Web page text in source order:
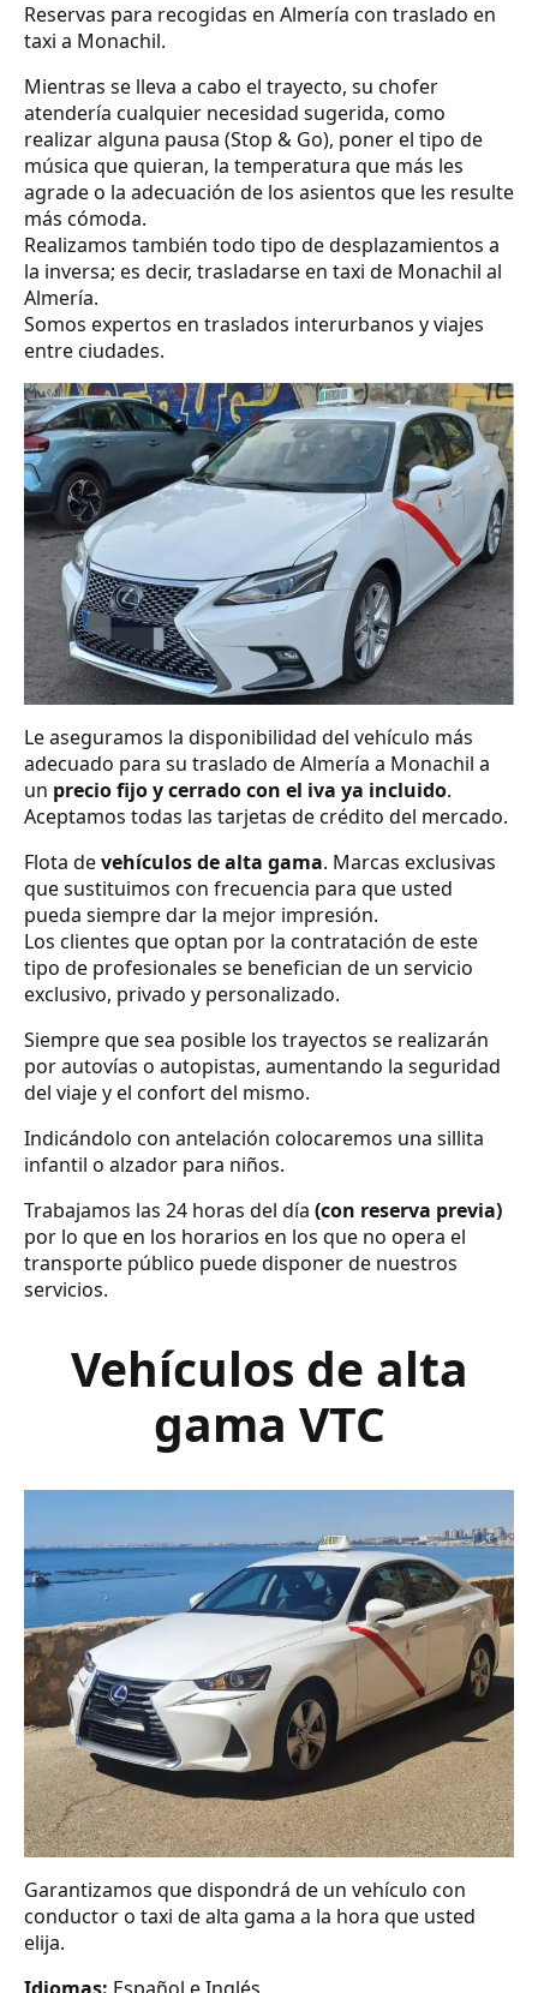
Reservas para recogidas en Almería con traslado en
taxi a Monachil.
Mientras se lleva a cabo el trayecto, su chofer
atendería cualquier necesidad sugerida, como
realizar alguna pausa (Stop & Go), poner el tipo de
música que quieran, la temperatura que más les
agrade o la adecuación de los asientos que les resulte
más cómoda.
Realizamos también todo tipo de desplazamientos a
la inversa; es decir, trasladarse en taxi de Monachil al
Almería.
Somos expertos en traslados interurbanos y viajes
entre ciudades.
Le aseguramos la disponibilidad del vehículo más
adecuado para su traslado de Almería a Monachil a
un precio fijo y cerrado con el iva ya incluido.
Aceptamos todas las tarjetas de crédito del mercado.
Flota devehículos de alta gama. Marcas exclusivas
que sustituimos con frecuencia para que usted
pueda siempre dar la mejor impresión.
Los clientes que optan por la contratación de este
tipo de profesionales se benefician de un servicio
exclusivo, privado y personalizado.
Siempre que sea posible los trayectos se realizarán
por autovías o autopistas, aumentando la seguridad
del viaje y el confort del mismo.
Indicándolo con antelación colocaremos una sillita
infantil o alzador para niños.
Trabajamos las 24 horas del día (con reserva previa)
por lo que en los horarios en los que no opera el
transporte público puede disponer de nuestros
servicios.
Vehículos de alta
gama VTC
Garantizamos que dispondrá de un vehículo con
conductor o taxi de alta gama a la hora que usted
elija.